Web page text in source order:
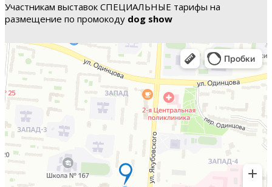
Участникам выставок СПЕЦИАЛЬНЫЕ тарифы на
размещение по промокоду dog show